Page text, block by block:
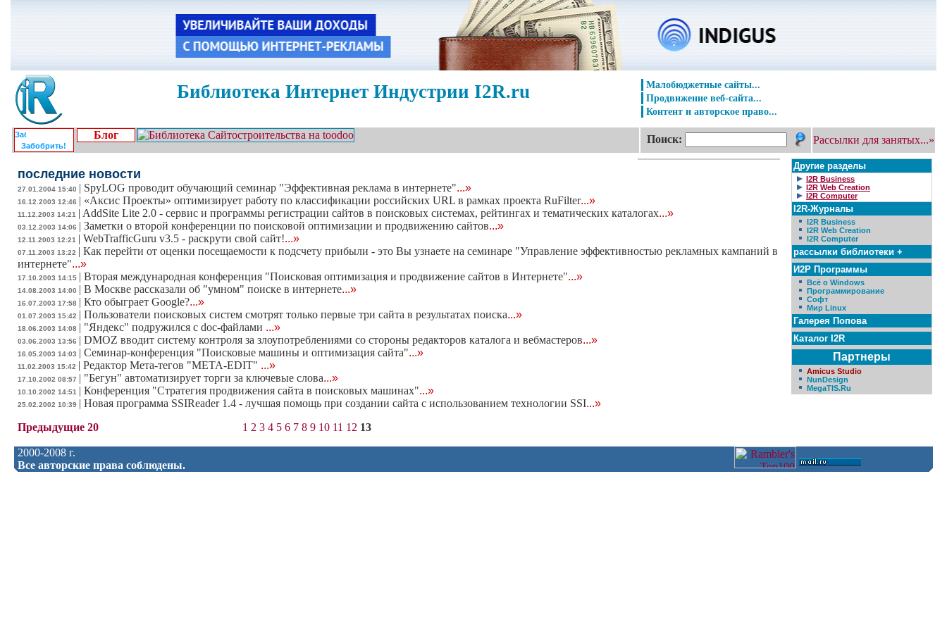
Библиотека Интернет Индустрии I2R.ru
Малобюджетные сайты...
Продвижение веб-сайта...
Контент и авторское право...
Забобрить!
Блог Поиск: Рассылки для занятых...»
последние новости
27.01.2004 15:40 | SpyLOG проводит обучающий семинар "Эффективная реклама в интернете"...»
16.12.2003 12:46 | «Аксис Проекты» оптимизирует работу по классификации российских URL в рамках проекта RuFilter...»
11.12.2003 14:21 | AddSite Lite 2.0 - сервис и программы регистрации сайтов в поисковых системах, рейтингах и тематических каталогах...»
03.12.2003 14:06 | Заметки о второй конференции по поисковой оптимизации и продвижению сайтов...»
12.11.2003 12:21 | WebTrafficGuru v3.5 - раскрути свой сайт!...»
07.11.2003 13:22 | Как перейти от оценки посещаемости к подсчету прибыли - это Вы узнаете на семинаре "Управление эффективностью рекламных кампаний в
интернете"...»
17.10.2003 14:15 | Вторая международная конференция "Поисковая оптимизация и продвижение сайтов в Интернете"...»
14.08.2003 14:00 | В Москве рассказали об "умном" поиске в интернете...»
16.07.2003 17:58 | Кто обыграет Google?...»
01.07.2003 15:42 | Пользователи поисковых систем смотрят только первые три сайта в результатах поиска...»
18.06.2003 14:08 | "Яндекс" подружился с doc-файлами ...»
03.06.2003 13:56 | DMOZ вводит систему контроля за злоупотреблениями со стороны редакторов каталога и вебмастеров...»
16.05.2003 14:03 | Семинар-конференция "Поисковые машины и оптимизация сайта"...»
11.02.2003 15:42 | Редактор Мета-тегов "МЕТА-EDIT" ...»
17.10.2002 08:57 | "Бегун" автоматизирует торги за ключевые слова...»
10.10.2002 14:51 | Конференция "Стратегия продвижения сайта в поисковых машинах"...»
25.02.2002 10:39 | Новая программа SSIReader 1.4 - лучшая помощь при создании сайта с использованием технологии SSI...»
Предыдущие 20
1 2 3 4 5 6 7 8 9 10 11 12 13
Другие разделы
I2R Business
I2R Web Creation
I2R Computer
I2R-Журналы
I2R Business
I2R Web Creation
I2R Computer
рассылки библиотеки +
И2Р Программы
Всё о Windows
Программирование
Софт
Мир Linux
Галерея Попова
Каталог I2R
Партнеры
Amicus Studio
NunDesign
MegaTIS.Ru
2000-2008 г.
Все авторские права соблюдены.